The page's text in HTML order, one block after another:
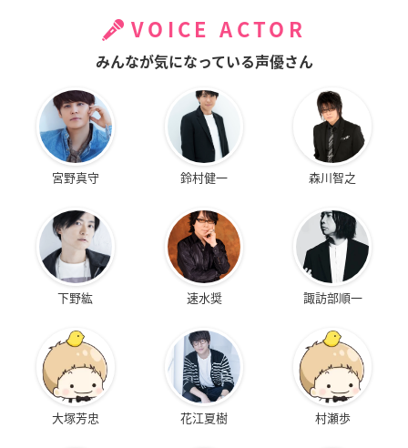
VOICE ACTOR
みんなが気になっている声優さん
宮野真守 鈴村健一 森川智之
下野紘 速水奨 諏訪部順一
大塚芳忠 花江夏樹 村瀬歩